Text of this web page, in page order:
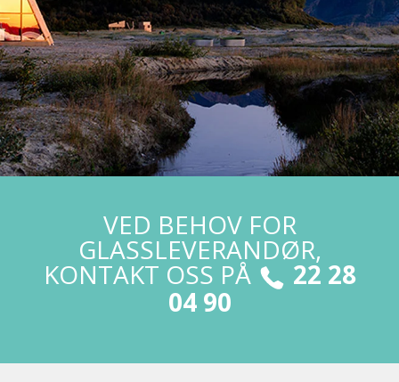
VED BEHOV FOR
GLASSLEVERANDØR,
KONTAKT OSS PÅ
22 28
04 90